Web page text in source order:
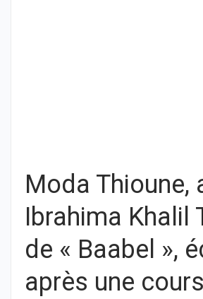
Moda Thioune,
Ibrahima Khalil
de « Baabel »,
après une